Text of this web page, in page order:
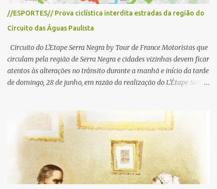
//ESPORTES// Prova ciclística interdita estradas da região do
Circuito das Águas Paulista
Circuito do L'Etape Serra Negra by Tour de France Motoristas que
circulam pela região de Serra Negra e cidades vizinhas devem ficar
atentos às alterações no trânsito durante a manhã e início da tarde
de domingo, 28 de junho, em razão da realização do L'Étape Serra
reunirá atletas de diferentes regiões do país e terá percursos
passando pelos municípios de Serra Negra, Amparo, Monte Alegre
do Sul, Lindoia e Socorro. Para garantir a segurança dos
participantes e do público, diversos trechos de rodovias e estradas
da região serão interditados temporariamente ao longo da prova.
A largada será na Rua Coronel Pedro Penteado, em Serra Negra,